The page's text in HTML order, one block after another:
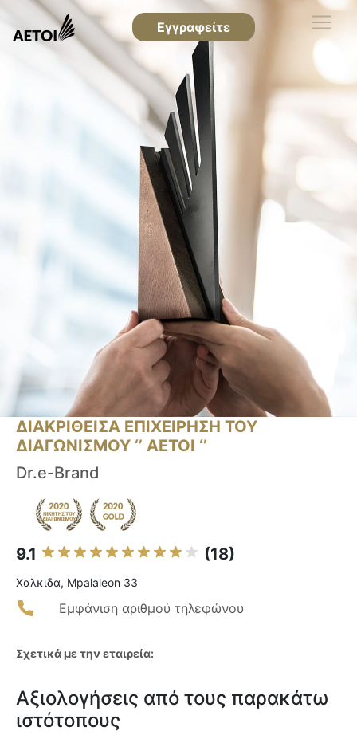
Εγγραφείτε
ΔΙΑΚΡΙΘΕΙΣΑ ΕΠΙΧΕΙΡΗΣΗ ΤΟΥ
ΔΙΑΓΩΝΙΣΜΟΥ ‘’ ΑΕΤΟΙ ‘’
Dr.e-Brand
9.1 (18)
Χαλκιδα, Mpalaleon 33
Εμφάνιση αριθμού τηλεφώνου
Σχετικά με την εταιρεία:
Αξιολογήσεις από τους παρακάτω
ιστότοπους